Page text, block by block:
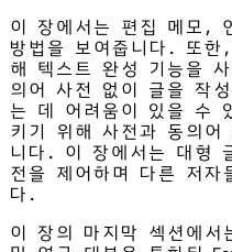
이 장에서는 편집 메모,
방법을 보여줍니다. 또
해 텍스트 완성 기능을
의어 사전 없이 글을 작
는 데 어려움이 있을 수
키기 위해 사전과 동의
니다. 이 장에서는 대형
전을 제어하며 다른 저자
다.
이 장의 마지막 섹션에서